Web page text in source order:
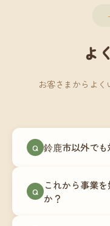
よ
お客さまからよく
Q 鈴鹿市以外で
やチャットツ
りが中心です
Q
これから事業
か？